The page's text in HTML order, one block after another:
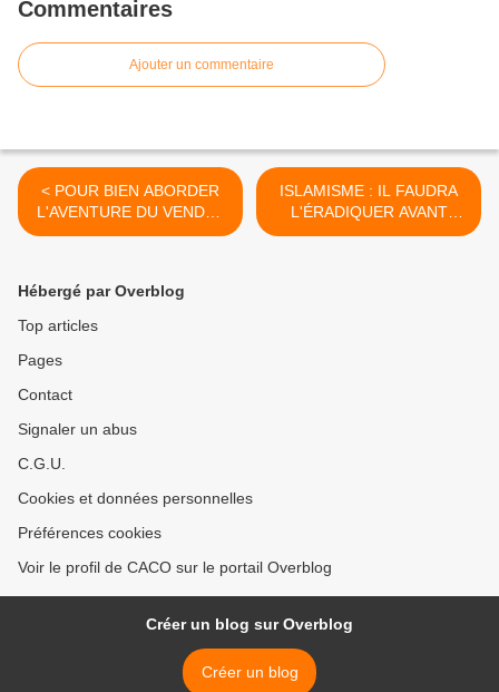
Commentaires
Ajouter un commentaire
< POUR BIEN ABORDER
L'AVENTURE DU VENDÉE
GLOBE : UN BEAU LIVRE
ISLAMISME : IL FAUDRA
L'ÉRADIQUER AVANT
QU'IL NE RAVAGE LA
Hébergé par Overblog
Top articles
Pages
Contact
Signaler un abus
C.G.U.
Cookies et données personnelles
Préférences cookies
Voir le profil de CACO sur le portail Overblog
Créer un blog sur Overblog
Créer un blog